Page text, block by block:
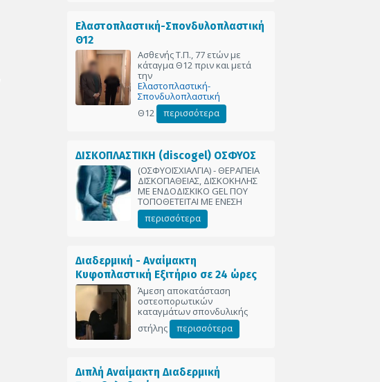
Ελαστοπλαστική-Σπονδυλοπλαστική
Θ12
Ασθενής Τ.Π., 77 ετών με
κάταγμα Θ12 πριν και μετά
την
Ελαστοπλαστική-
Σπονδυλοπλαστική
Θ12
περισσότερα
ΔΙΣΚΟΠΛΑΣΤΙΚΗ (discogel) ΟΣΦΥΟΣ
(ΟΣΦΥΟΙΣΧΙΑΛΓΙΑ) - ΘΕΡΑΠΕΙΑ
ΔΙΣΚΟΠΑΘΕΙΑΣ, ΔΙΣΚΟΚΗΛΗΣ
ΜΕ ΕΝΔΟΔΙΣΚΙΚΟ GEL ΠΟΥ
ΤΟΠΟΘΕΤΕΙΤΑΙ ΜΕ ΕΝΕΣΗ
περισσότερα
Διαδερμική - Αναίμακτη
Κυφοπλαστική Εξιτήριο σε 24 ώρες
Άμεση αποκατάσταση
οστεοπορωτικών
καταγμάτων σπονδυλικής
στήλης
περισσότερα
Διπλή Αναίμακτη Διαδερμική